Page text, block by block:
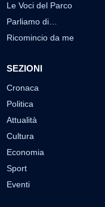
Le Voci del Parco
Parliamo di…
Ricomincio da me
SEZIONI
Cronaca
Politica
Attualità
Cultura
Economia
Sport
Eventi